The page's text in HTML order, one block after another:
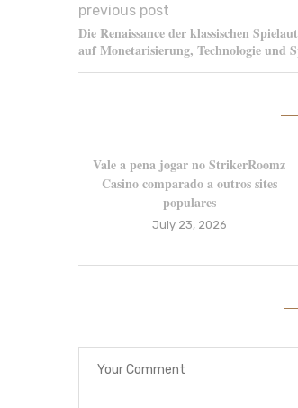
previous post
Die Renaissance der klassischen
auf Monetarisierung, Technologie und
Vale a pena jogar no StrikerRoomz
Casino comparado a outros sites
populares
July 23, 2026